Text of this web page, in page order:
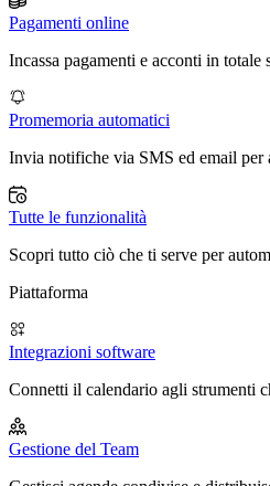
Pagamenti online
Incassa pagamenti e acconti in totale
Promemoria automatici
Invia notifiche via SMS ed email per
Tutte le funzionalità
Scopri tutto ciò che ti serve per
Piattaforma
Integrazioni software
Connetti il calendario agli strumenti
Gestione del Team